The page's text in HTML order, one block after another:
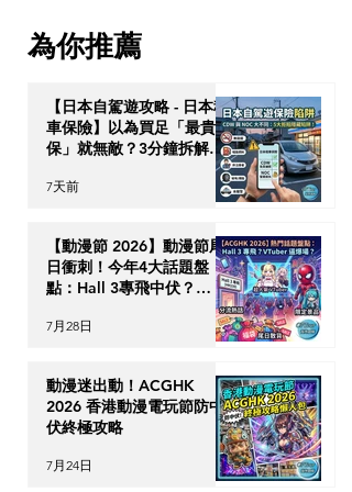
為你推薦
【日本自駕遊攻略 - 日本租
車保險】以為買足「最貴全
保」就無敵？3分鐘拆解
CDW與NOC分別＋5大即
時破保陷阱
7天前
【動漫節 2026】動漫節尾
日衝刺！今年4大話題盤
點：Hall 3專飛中伏？
7月28日
動漫迷出動！ACGHK
2026 香港動漫電玩節防中
伏終極攻略
7月24日